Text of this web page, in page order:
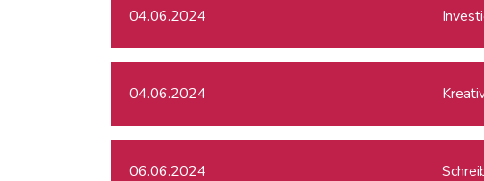
04.06.2024
04.06.2024
06.06.2024